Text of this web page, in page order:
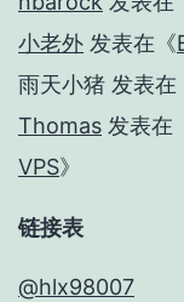
小老外 发表在《
雨天小猪 发表在
Thomas 发表在
VPS》
链接表
@hlx98007